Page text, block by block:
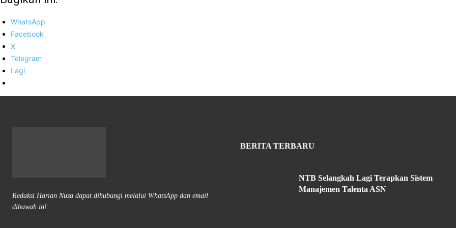
WhatsApp
Facebook
X
Telegram
Lagi
Redaksi Harian Nusa dapat dihubungi melalui WhatsApp dan email
dibawah ini:
BERITA TERBARU
NTB Selangkah Lagi Terapkan Sistem
Manajemen Talenta ASN